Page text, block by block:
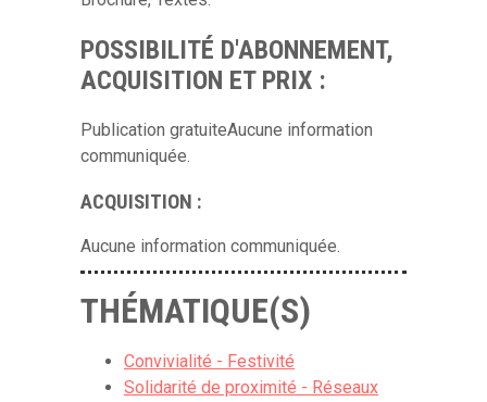
POSSIBILITÉ D'ABONNEMENT,
ACQUISITION ET PRIX :
Publication gratuiteAucune information
communiquée.
ACQUISITION :
Aucune information communiquée.
THÉMATIQUE(S)
Convivialité - Festivité
Solidarité de proximité - Réseaux